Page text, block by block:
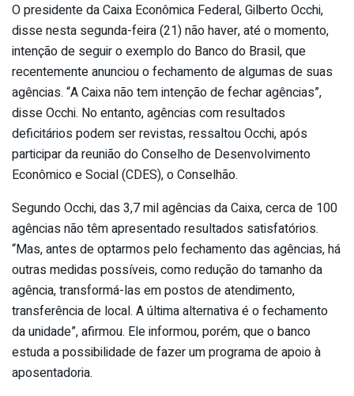
O presidente da Caixa Econômica Federal, Gilberto Occhi,
disse nesta segunda-feira (21) não haver, até o momento,
intenção de seguir o exemplo do Banco do Brasil, que
recentemente anunciou o fechamento de algumas de suas
agências. “A Caixa não tem intenção de fechar agências”,
disse Occhi. No entanto, agências com resultados
deficitários podem ser revistas, ressaltou Occhi, após
participar da reunião do Conselho de Desenvolvimento
Econômico e Social (CDES), o Conselhão.
Segundo Occhi, das 3,7 mil agências da Caixa, cerca de 100
agências não têm apresentado resultados satisfatórios.
“Mas, antes de optarmos pelo fechamento das agências, há
outras medidas possíveis, como redução do tamanho da
agência, transformá-las em postos de atendimento,
transferência de local. A última alternativa é o fechamento
da unidade”, afirmou. Ele informou, porém, que o banco
estuda a possibilidade de fazer um programa de apoio à
aposentadoria.